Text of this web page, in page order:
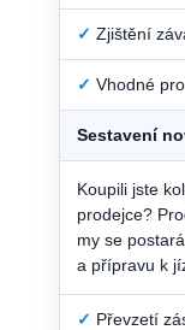
✓ Zjištění
✓ Vhodné
Sestavení
Koupili jste
prodejce?
my se
a přípravu k
✓ Převzetí